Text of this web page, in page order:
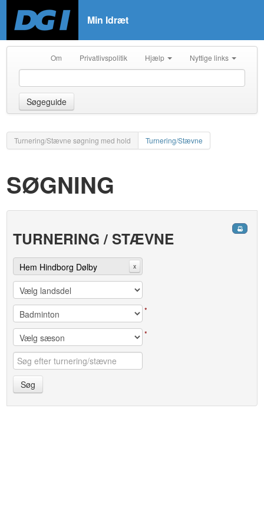
Min Idræt
Om Privatlivspolitik Hjælp Nyttige links
Søgeguide
Turnering/Stævne søgning med hold Turnering/Stævne
SØGNING
TURNERING / STÆVNE
Hem Hindborg Dølby
Idrætsforening
x
*
*